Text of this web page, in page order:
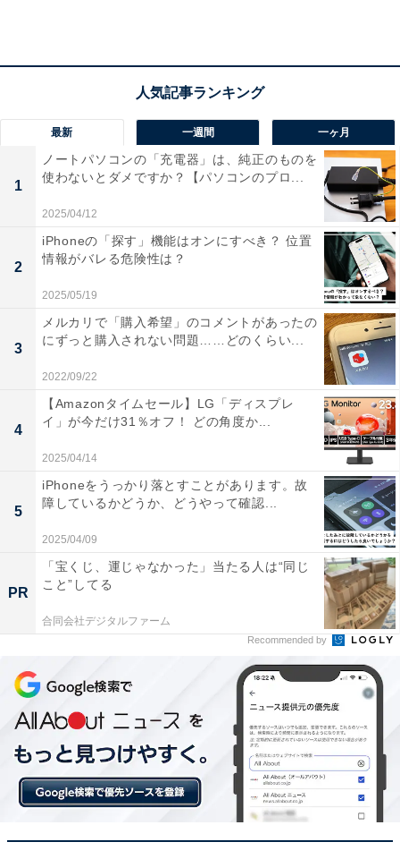
2022年夏季賞与支給予定（業種別）
31%が景気回復を「感じる」と回答
「前年（2021年）と比較し、景気の上昇や回復を実感で
きていますか？」と聞いたところ、「非常に感じる」
（1％）、「どちらかというと感じる」（30％）で、
31％が景気は回復してきていると感じる、と答えていま
す。
最新 一週間 一ヶ月
1
ノートパソコンの「充電器」は、純正のものを
使わないとダメですか？【パソコンのプロ...
2025/04/12
2
iPhoneの「探す」機能はオンにすべき？ 位置
情報がバレる危険性は？
2025/05/19
3
メルカリで「購入希望」のコメントがあったの
にずっと購入されない問題……どのくらい...
2022/09/22
4
【Amazonタイムセール】LG「ディスプレ
イ」が今だけ31％オフ！ どの角度か...
2025/04/14
5
iPhoneをうっかり落とすことがあります。故
障しているかどうか、どうやって確認...
2025/04/09
PR
「宝くじ、運じゃなかった」当たる人は“同じ
こと”してる
合同会社デジタルファーム
Recommended by